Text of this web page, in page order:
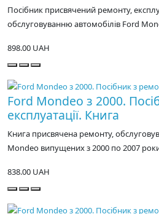
Посібник присвячений ремонту,
обслуговуванню автомобілів Ford
898.00 UAH
Ford Mondeo з 2000.
експлуатації. Книга
Книга присвячена ремонту,
Mondeo випущених з 2000 по 2007
838.00 UAH